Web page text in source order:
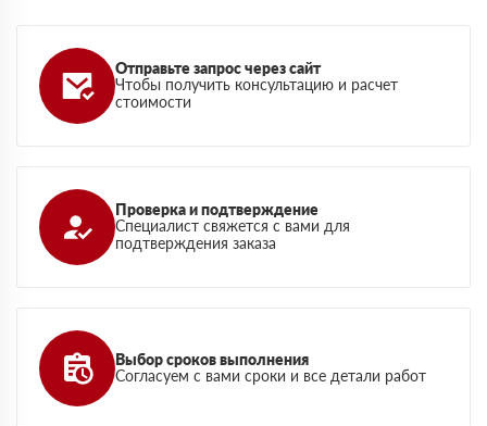
Отправьте запрос через сайт
Чтобы получить консультацию и расчет
стоимости
Проверка и подтверждение
Специалист свяжется с вами для
подтверждения заказа
Выбор сроков выполнения
Согласуем с вами сроки и все детали работ